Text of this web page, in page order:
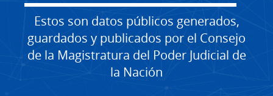
Estos son datos públicos generados,
guardados y publicados por el Consejo
de la Magistratura del Poder Judicial de
la Nación